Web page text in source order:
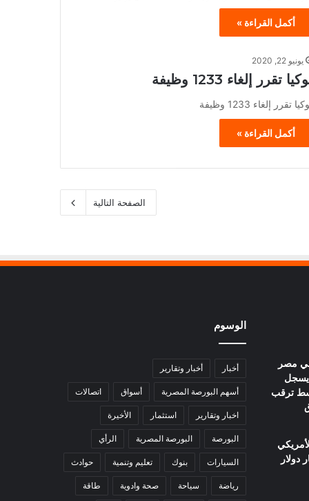
أكمل القراءة »
يونيو 22, 2020
تقرر إلغاء 1233 وظيفة
تقرر إلغاء 1233 وظيفة
أكمل القراءة »
الصفحة التالية
مصر
اليوم.. عيار 21 يسجل
وسط ترقب
الوسوم
أخبار أخبار وتقارير
أسهم البورصة المصرية أسواق اتصالات
اخبار وتقارير استثمار الأخيرة
البورصة البورصة المصرية الرأي
السيارات بنوك تعليم وتنمية حوادث
رياضة سياحة صحة وادوية طاقة